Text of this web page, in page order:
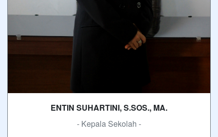
ENTIN SUHARTINI, S.SOS., MA.
- Kepala Sekolah -